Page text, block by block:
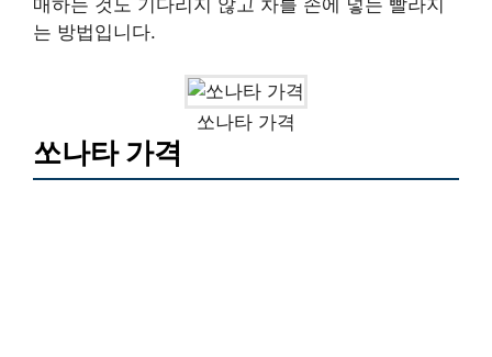
매하는 것도 기다리지 않고 차를 손에 넣는 빨라지
는 방법입니다.
쏘나타 가격
쏘나타 가격